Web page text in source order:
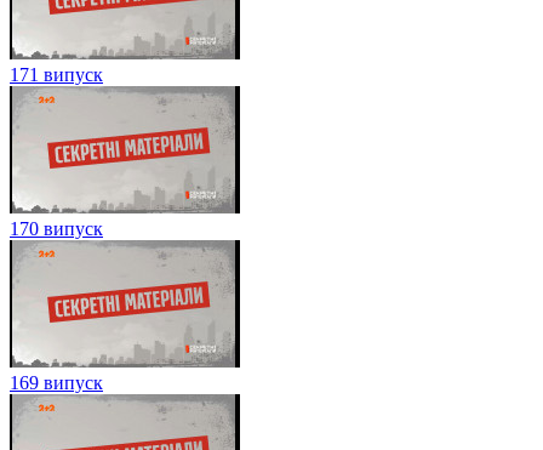
171 випуск
170 випуск
169 випуск